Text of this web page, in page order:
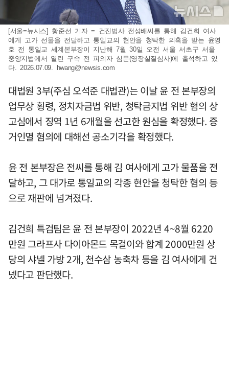
[서울=뉴시스] 황준선 기자 = 건진법사 전성배씨를 통해 김건희 여사
에게 고가 선물을 전달하고 통일교의 현안을 청탁한 의혹을 받는 윤영
호 전 통일교 세계본부장이 지난해 7월 30일 오전 서울 서초구 서울
중앙지법에서 열린 구속 전 피의자 심문(영장실질심사)에 출석하고 있
다. 2026.07.09.
hwang@newsis.com
대법원 3부(주심 오석준 대법관)는 이날 윤 전 본부장의
업무상 횡령, 정치자금법 위반, 청탁금지법 위반 혐의 상
고심에서 징역 1년 6개월을 선고한 원심을 확정했다. 증
거인멸 혐의에 대해선 공소기각을 확정했다.
윤 전 본부장은 전씨를 통해 김 여사에게 고가 물품을 전
달하고, 그 대가로 통일교의 각종 현안을 청탁한 혐의 등
으로 재판에 넘겨졌다.
김건희 특검팀은 윤 전 본부장이 2022년 4~8월 6220
만원 그라프사 다이아몬드 목걸이와 합계 2000만원 상
당의 샤넬 가방 2개, 천수삼 농축차 등을 김 여사에게 건
넸다고 판단했다.